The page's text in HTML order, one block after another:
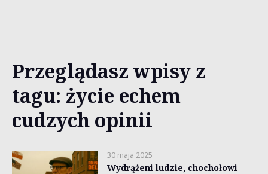
Przeglądasz wpisy z
tagu: życie echem
cudzych opinii
30 maja 2025
Wydrążeni ludzie, chochołowi